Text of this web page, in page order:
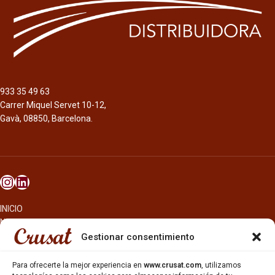
Gestionar consentimiento
Para ofrecerte la mejor experiencia en www.crusat.com, utilizamos
933 35 49 63
Carrer Miquel Servet 10-12,
Gavà, 08850, Barcelona.
INICIO
NOSOTROS
CERVEZAS
OTROS PRODUCTOS